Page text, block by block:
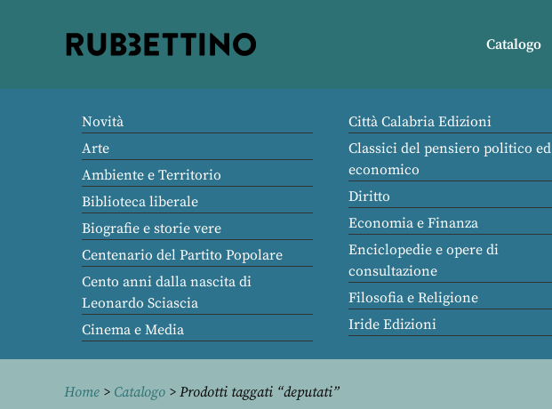
Catalogo
Novità
Arte
Ambiente e Territorio
Biblioteca liberale
Biografie e storie vere
Centenario del Partito Popolare
Cento anni dalla nascita di
Leonardo Sciascia
Cinema e Media
Città Calabria Edizioni
Classici del pensiero politico ed
economico
Diritto
Economia e Finanza
Enciclopedie e opere di
consultazione
Filosofia e Religione
Iride Edizioni
Home > Catalogo > Prodotti taggati “deputati”